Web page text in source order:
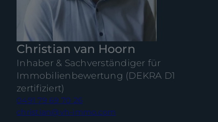
Christian van Hoorn
Inhaber & Sachverständiger für
Immobilienbewertung (DEKRA D1
zertifiziert)
0491 79 69 70 26
christian@vh-immo.com